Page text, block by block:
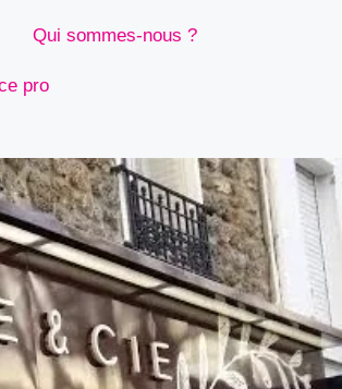
Qui sommes-nous ?
pro